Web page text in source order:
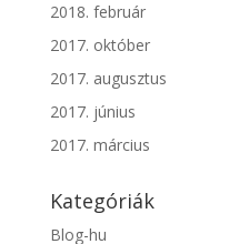
2018. február
2017. október
2017. augusztus
2017. június
2017. március
Kategóriák
Blog-hu